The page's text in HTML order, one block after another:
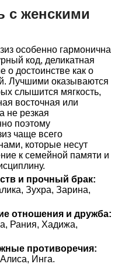
с женскими
особенно гармонична
код, деликатная
о достоинстве как о
Лучшими оказываются
слышится мягкость,
восточная или
не резкая
поэтому
чаще всего
которые несут
к семейной памяти и
и прочный брак:
Зухра, Зарина,
отношения и дружба:
Рания, Хадижа,
противоречия:
Инга.